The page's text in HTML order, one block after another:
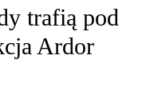
trafią pod
Ardor